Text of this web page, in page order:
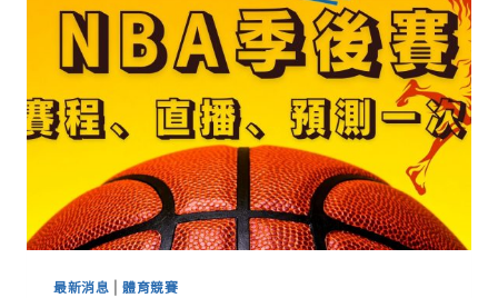
最新消息 |體育競賽